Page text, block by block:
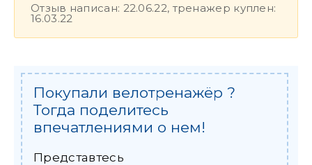
Отзыв написан: 22.06.22, тренажер куплен:
16.03.22
Покупали велотренажёр ?
Тогда поделитесь
впечатлениями о нем!
Представтесь